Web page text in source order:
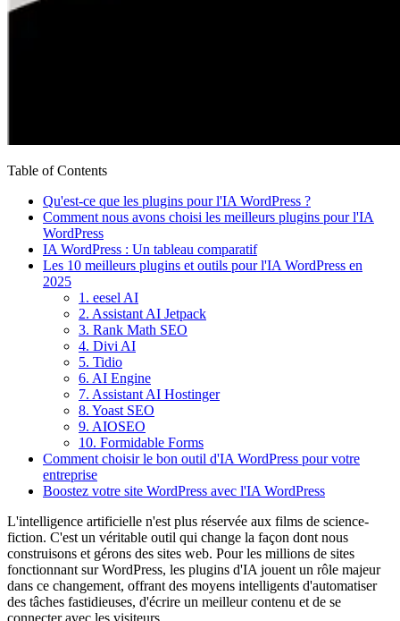
Table of Contents
Qu'est-ce que les plugins pour l'IA WordPress ?
Comment nous avons choisi les meilleurs plugins pour l'IA
WordPress
IA WordPress : Un tableau comparatif
Les 10 meilleurs plugins et outils pour l'IA WordPress en
2025
1. eesel AI
2. Assistant AI Jetpack
3. Rank Math SEO
4. Divi AI
5. Tidio
6. AI Engine
7. Assistant AI Hostinger
8. Yoast SEO
9. AIOSEO
10. Formidable Forms
Comment choisir le bon outil d'IA WordPress pour votre
entreprise
Boostez votre site WordPress avec l'IA WordPress
L'intelligence artificielle n'est plus réservée aux films de science-
fiction. C'est un véritable outil qui change la façon dont nous
construisons et gérons des sites web. Pour les millions de sites
fonctionnant sur WordPress, les plugins d'IA jouent un rôle majeur
dans ce changement, offrant des moyens intelligents d'automatiser
des tâches fastidieuses, d'écrire un meilleur contenu et de se
connecter avec les visiteurs.